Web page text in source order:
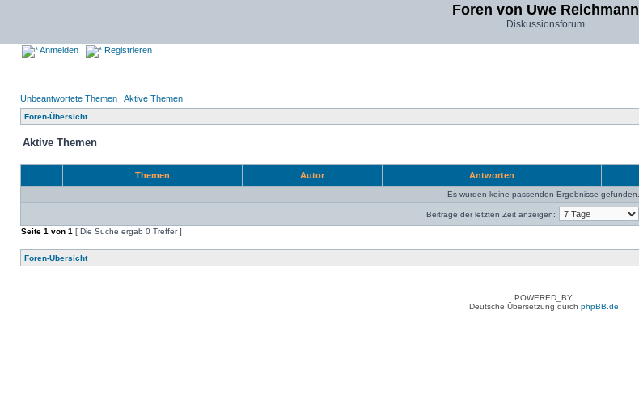
Foren von Uwe Reichmann
Diskussionsforum
Anmelden Registrieren
Unbeantwortete Themen | Aktive Themen
Foren-Übersicht
Aktive Themen
Themen Autor Antworten
Es wurden keine passenden Ergebnisse gefunden.
Beiträge der letzten Zeit anzeigen:
Seite 1 von 1 [ Die Suche ergab 0 Treffer ]
Foren-Übersicht
POWERED_BY
Deutsche Übersetzung durch phpBB.de